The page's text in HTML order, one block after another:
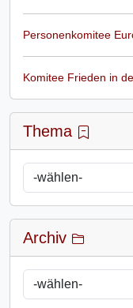
Personenkomitee
Komitee Frieden in
Thema
Archiv